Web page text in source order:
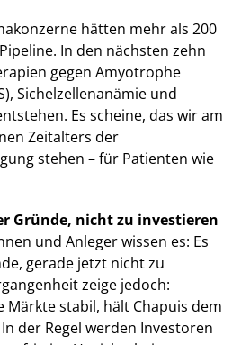
hätten mehr als 200
In den nächsten zehn
gegen Amyotrophe
Sichelzellenanämie und
Es scheine, das wir am
Zeitalters der
stehen – für Patienten wie
Gründe, nicht zu investieren
und Anleger wissen es: Es
gerade jetzt nicht zu
zeige jedoch:
Märkte stabil, hält Chapuis dem
der Regel werden Investoren